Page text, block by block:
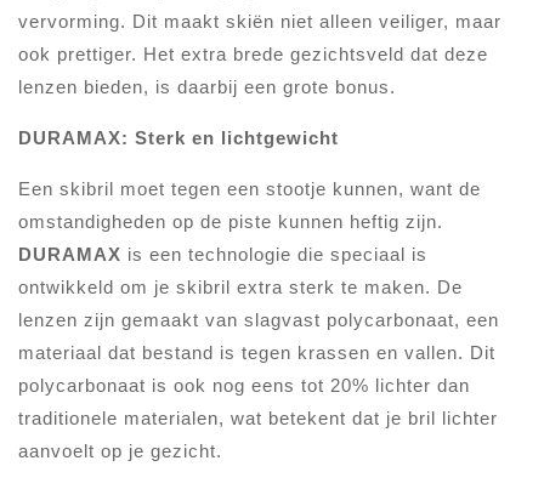
vervorming. Dit maakt skiën niet alleen veiliger, maar
ook prettiger. Het extra brede gezichtsveld dat deze
lenzen bieden, is daarbij een grote bonus.
DURAMAX: Sterk en lichtgewicht
Een skibril moet tegen een stootje kunnen, want de
omstandigheden op de piste kunnen heftig zijn.
DURAMAX is een technologie die speciaal is
ontwikkeld om je skibril extra sterk te maken. De
lenzen zijn gemaakt van slagvast polycarbonaat, een
materiaal dat bestand is tegen krassen en vallen. Dit
polycarbonaat is ook nog eens tot 20% lichter dan
traditionele materialen, wat betekent dat je bril lichter
aanvoelt op je gezicht.